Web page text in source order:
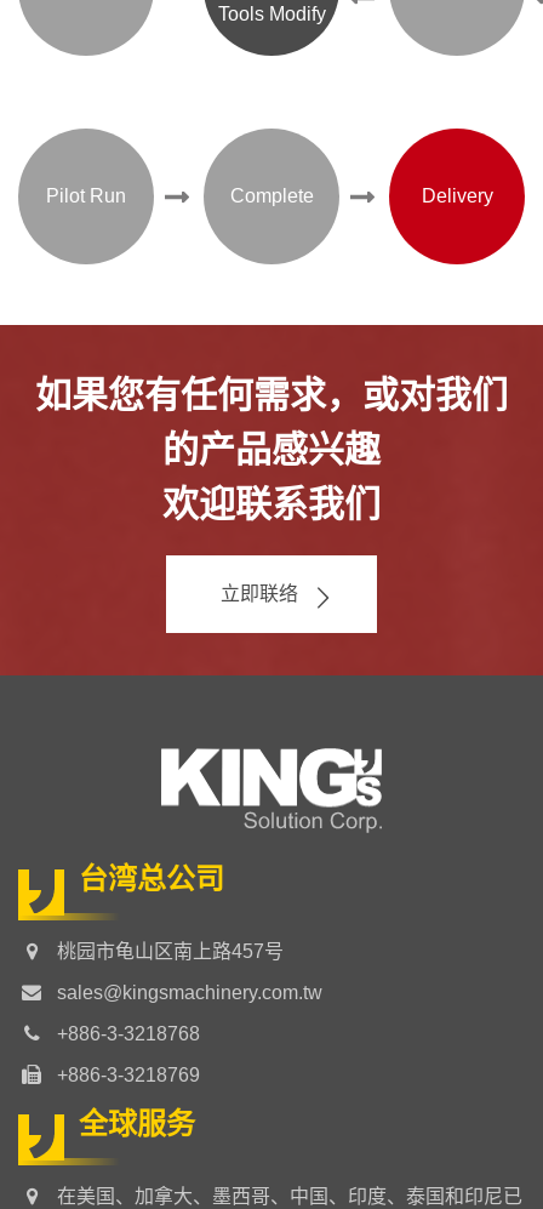
Tools Modify
Pilot Run Complete Delivery
如果您有任何需求，或对我们
的产品感兴趣
欢迎联系我们
立即联络
台湾总公司
桃园市龟山区南上路457号
sales@kingsmachinery.com.tw
+886-3-3218768
+886-3-3218769
全球服务
在美国、加拿大、墨西哥、中国、印度、泰国和印尼已